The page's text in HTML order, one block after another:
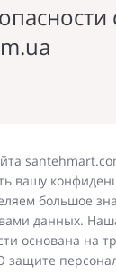
вашу
большое
данных.
основана на
защите